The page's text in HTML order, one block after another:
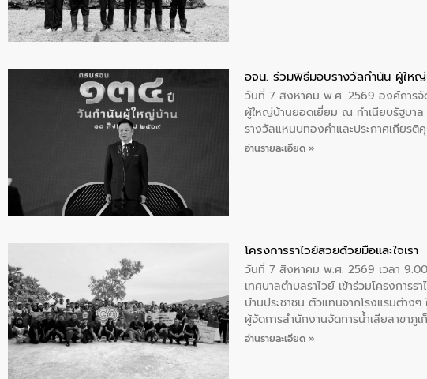
อจน. ร่วมพิธีมอบรางวัลกำนัน ผู้ให
วันที่ 7 สิงหาคม พ.ศ. 2569 องค์การ
ผู้ใหญ่บ้านยอดเยี่ยม ณ ทำเนียบรัฐบาล
รางวัลแหนบทองคำและประกาศเกียร
อ่านรายละเอียด »
โครงการราไวย์สวยด้วยมือและใจเรา
วันที่ 7 สิงหาคม พ.ศ. 2569 เวลา
เทศบาลตำบลราไวย์ เข้าร่วมโครงการ
บ้านประชาชน ตัวแทนจากโรงแรมต่าง
ผู้จัดการสำนักงานจัดการน้ำเสียสาขา
บริเวณแหลมพรหมเทพ หมู่ที่ 6 ตำบลรา
อ่านรายละเอียด »